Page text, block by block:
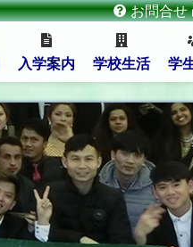
お問合せ
入学案内 学校生活 学